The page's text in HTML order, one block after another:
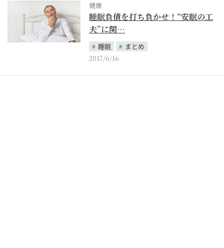
健康
睡眠負債を打ち負かせ！“安眠の工
夫”に関…
睡眠
まとめ
2017/6/16